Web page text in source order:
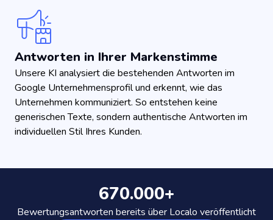
Antworten in Ihrer Markenstimme
Unsere KI analysiert die bestehenden Antworten im
Google Unternehmensprofil und erkennt, wie das
Unternehmen kommuniziert. So entstehen keine
generischen Texte, sondern authentische Antworten im
individuellen Stil Ihres Kunden.
670.000+
Bewertungsantworten bereits über Localo veröffentlicht